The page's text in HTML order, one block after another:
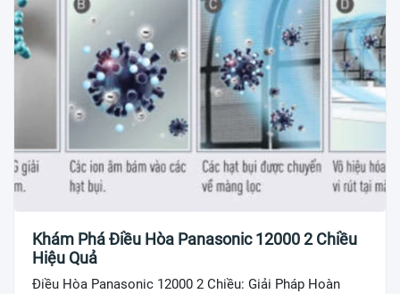
Khám Phá Điều Hòa Panasonic 12000 2 Chiều
Hiệu Quả
Điều Hòa Panasonic 12000 2 Chiều: Giải Pháp Hoàn